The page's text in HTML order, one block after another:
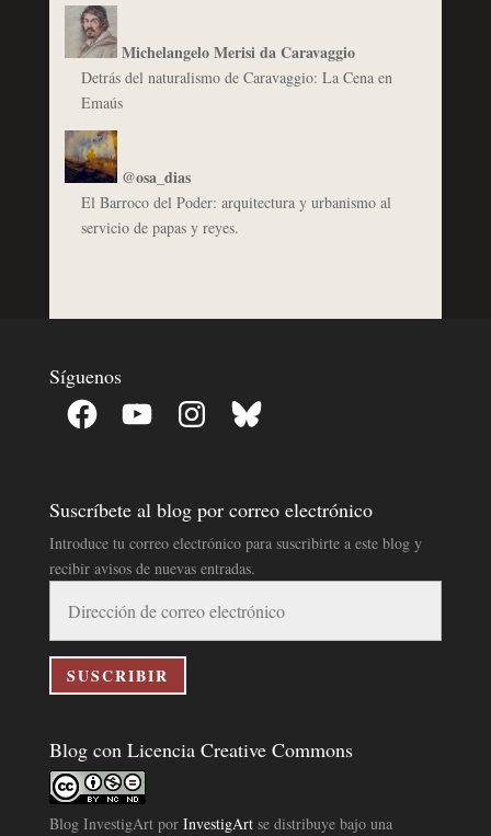
Michelangelo Merisi da Caravaggio
Detrás del naturalismo de Caravaggio: La Cena en
Emaús
@osa_dias
El Barroco del Poder: arquitectura y urbanismo al
servicio de papas y reyes.
Síguenos
Facebook YouTube InstagramBluesky
Suscríbete al blog por correo electrónico
Introduce tu correo electrónico para suscribirte a este blog y
recibir avisos de nuevas entradas.
correo
electrónico
SUSCRIBIR
Blog con Licencia Creative Commons
Blog InvestigArtpor InvestigArtse distribuye bajo una